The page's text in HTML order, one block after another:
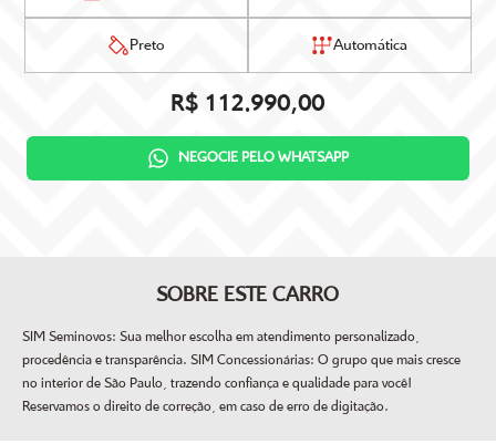
Preto Automática
R$ 112.990,00
NEGOCIE PELO WHATSAPP
SOBRE ESTE CARRO
SIM Seminovos: Sua melhor escolha em atendimento personalizado,
procedência e transparência. SIM Concessionárias: O grupo que mais cresce
no interior de São Paulo, trazendo confiança e qualidade para você!
Reservamos o direito de correção, em caso de erro de digitação.